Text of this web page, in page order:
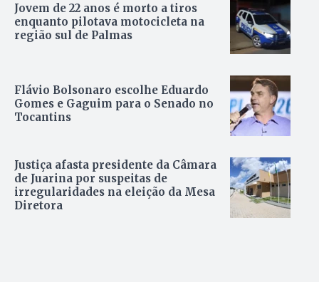
Jovem de 22 anos é morto a tiros
enquanto pilotava motocicleta na
região sul de Palmas
Flávio Bolsonaro escolhe Eduardo
Gomes e Gaguim para o Senado no
Tocantins
Justiça afasta presidente da Câmara
de Juarina por suspeitas de
irregularidades na eleição da Mesa
Diretora